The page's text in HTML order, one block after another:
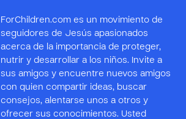
ForChildren.com es un movimiento de
seguidores de Jesús apasionados
acerca de la importancia de proteger,
nutrir y desarrollar a los niños. Invite a
sus amigos y encuentre nuevos amigos
con quien compartir ideas, buscar
consejos, alentarse unos a otros y
ofrecer sus conocimientos. Usted